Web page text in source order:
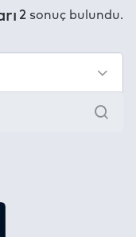
2 sonuç bulundu.
Ara